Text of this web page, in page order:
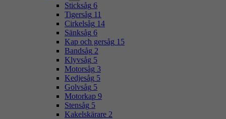
Sticksåg 6
Tigersåg 11
Cirkelsåg 14
Sänksåg 6
Kap och gersåg 15
Bandsåg 2
Klyvsåg 5
Motorsåg 3
Kedjesåg 5
Golvsåg 5
Motorkap 9
Stensåg 5
Kakelskärare 2